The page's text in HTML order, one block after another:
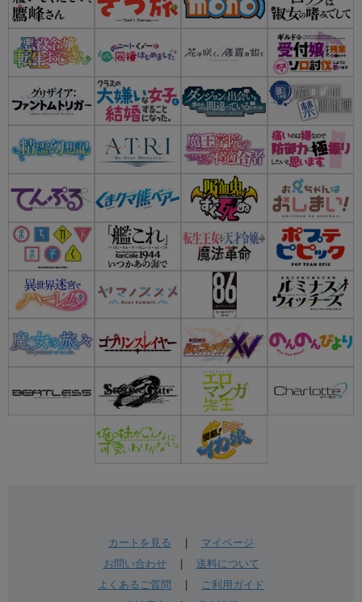
カートを見る
マイページ
お問い合わせ| 送料について
よくあるご質問
ご利用ガイド